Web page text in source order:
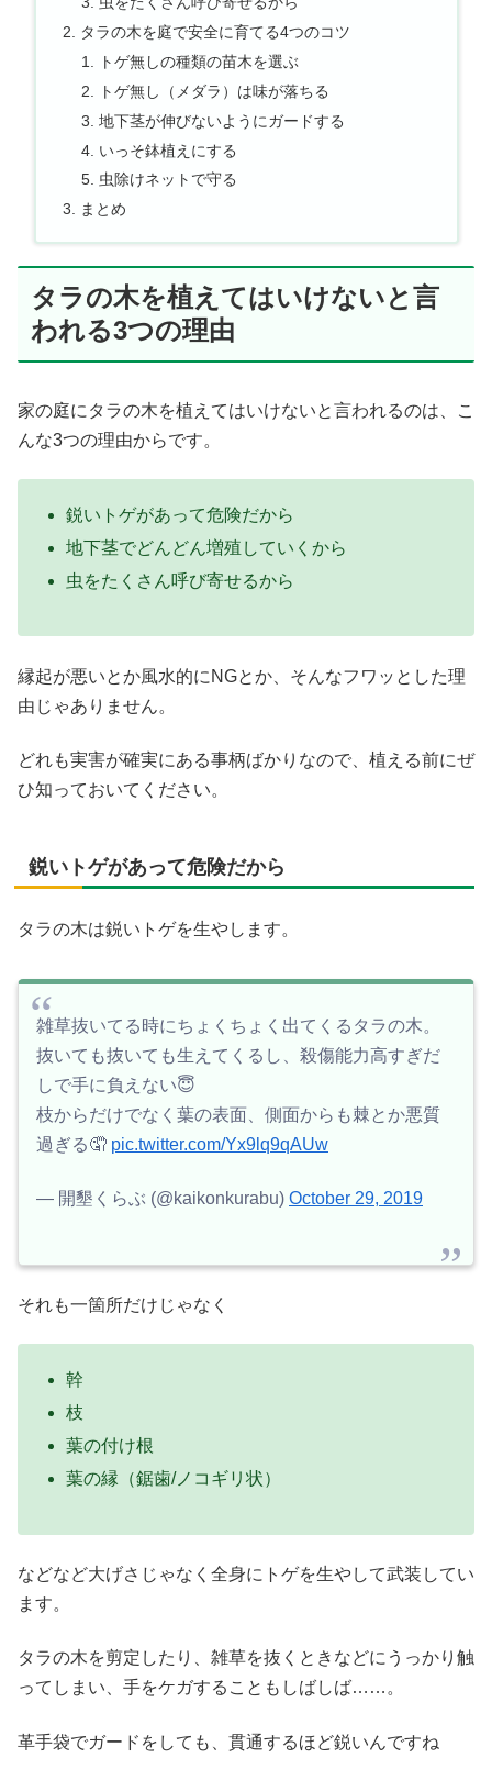
タラの木を庭で安全に育てる4つのコツ
トゲ無しの種類の苗木を選ぶ
トゲ無し（メダラ）は味が落ちる
地下茎が伸びないようにガードする
いっそ鉢植えにする
虫除けネットで守る
まとめ
タラの木を植えてはいけないと言
われる3つの理由
家の庭にタラの木を植えてはいけないと言われるのは、こ
んな3つの理由からです。
鋭いトゲがあって危険だから
地下茎でどんどん増殖していくから
虫をたくさん呼び寄せるから
縁起が悪いとか風水的にNGとか、そんなフワッとした理
由じゃありません。
どれも実害が確実にある事柄ばかりなので、植える前にぜ
ひ知っておいてください。
鋭いトゲがあって危険だから
タラの木は鋭いトゲを生やします。
雑草抜いてる時にちょくちょく出てくるタラの木。
抜いても抜いても生えてくるし、殺傷能力高すぎだ
しで手に負えない😇
枝からだけでなく葉の表面、側面からも棘とか悪質
過ぎる🤦 pic.twitter.com/Yx9lq9qAUw
— 開墾くらぶ (@kaikonkurabu) October 29, 2019
それも一箇所だけじゃなく
幹
枝
葉の付け根
葉の縁（鋸歯/ノコギリ状）
などなど大げさじゃなく全身にトゲを生やして武装してい
ます。
タラの木を剪定したり、雑草を抜くときなどにうっかり触
ってしまい、手をケガすることもしばしば……。
革手袋でガードをしても、貫通するほど鋭いんですね